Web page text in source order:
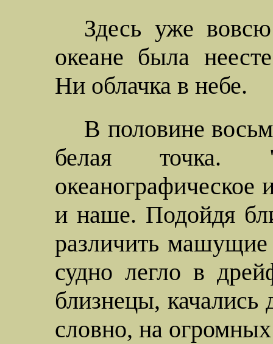
Здесь уже
океане была
Ни облачка в небе.
В половине
белая точка.
океанографическое
и наше. Подойдя
различить
судно легло в
близнецы, качались
словно, на